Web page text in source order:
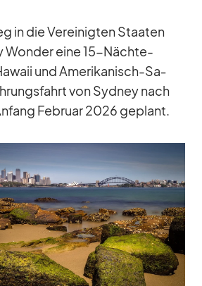
in die Ver­ei­nig­ten Staa­ten
Won­der eine 15-Nächte-
und Ame­ri­ka­nisch-Sa­
von Syd­ney nach
Fe­bruar 2026 ge­plant.